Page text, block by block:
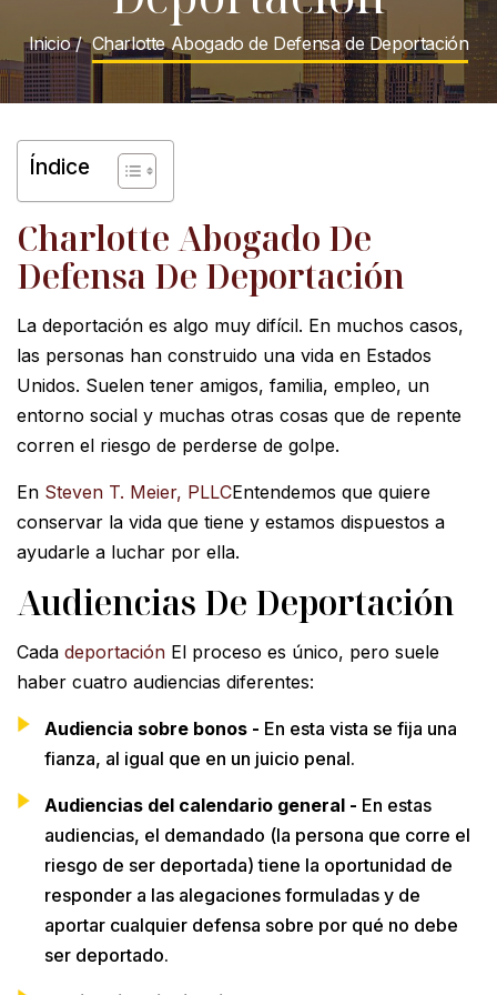
Inicio/Charlotte Abogado de Defensa de Deportación
Índice
Charlotte Abogado De
Defensa De Deportación
La deportación es algo muy difícil. En muchos casos,
las personas han construido una vida en Estados
Unidos. Suelen tener amigos, familia, empleo, un
entorno social y muchas otras cosas que de repente
corren el riesgo de perderse de golpe.
En Steven T. Meier, PLLCEntendemos que quiere
conservar la vida que tiene y estamos dispuestos a
ayudarle a luchar por ella.
Audiencias De Deportación
Cada deportación El proceso es único, pero suele
haber cuatro audiencias diferentes:
Audiencia sobre bonos - En esta vista se fija una
fianza, al igual que en un juicio penal.
Audiencias del calendario general - En estas
audiencias, el demandado (la persona que corre el
riesgo de ser deportada) tiene la oportunidad de
responder a las alegaciones formuladas y de
aportar cualquier defensa sobre por qué no debe
ser deportado.